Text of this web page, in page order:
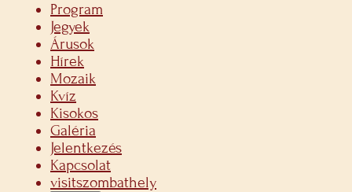
Program
Jegyek
Árusok
Hírek
Mozaik
Kvíz
Kisokos
Galéria
Jelentkezés
Kapcsolat
visitszombathely